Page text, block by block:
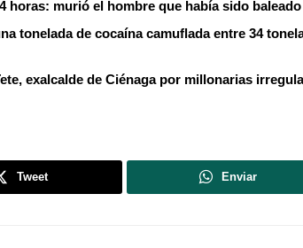
horas: murió el hombre que había sido
tonelada de cocaína camuflada entre 34
exalcalde de Ciénaga por millonarias
Tweet Enviar